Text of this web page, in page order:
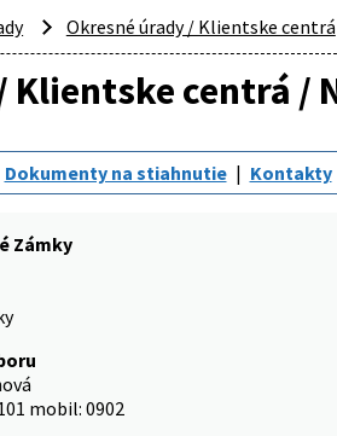
Okresné úrady / Klientske centrá
Klientske centrá /
Dokumenty na stiahnutie Kontakty
Zámky
mobil: 0902